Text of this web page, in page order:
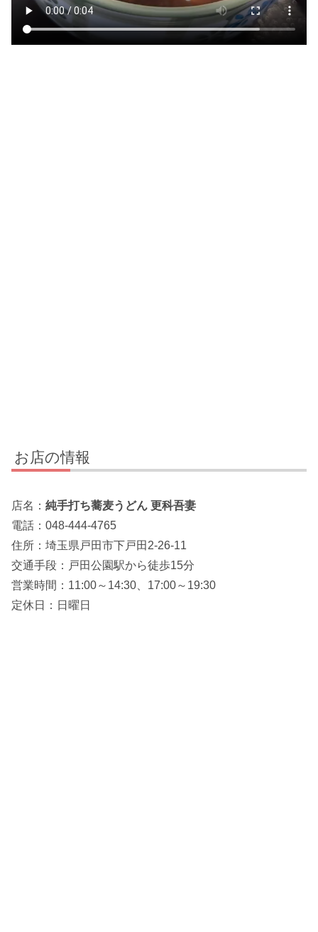
お店の情報
店名： 純手打ち蕎麦うどん 更科吾妻
電話：048-444-4765
住所：埼玉県戸田市下戸田2-26-11
交通手段：戸田公園駅から徒歩15分
営業時間：11:00～14:30、17:00～19:30
定休日：日曜日